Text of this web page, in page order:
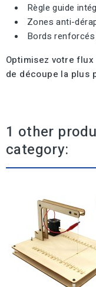
Règle guide
Zones anti-
Bords
Optimisez votre
de découpe la plus
1 other
category: